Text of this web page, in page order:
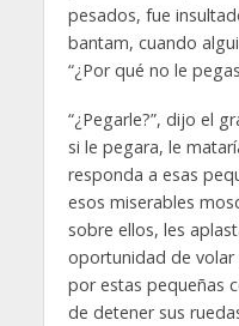
pesados, fue
bantam, cuando
“¿Por qué no le
“¿Pegarle?”, dijo el
si le pegara, le
responda a esas
esos miserables
sobre ellos, les
oportunidad de volar
por estas pequeñas
de detener sus